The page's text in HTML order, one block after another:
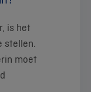
is het
stellen.
moet